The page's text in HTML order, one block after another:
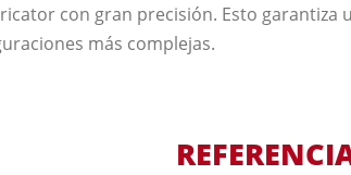
con gran precisión. Esto
más complejas.